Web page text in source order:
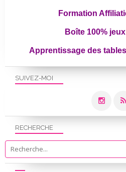
SUIVEZ-MOI
RECHERCHE
Formation
Boîte 100%
Apprentissage des